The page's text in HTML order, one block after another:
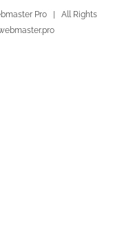
Pro | All Rights